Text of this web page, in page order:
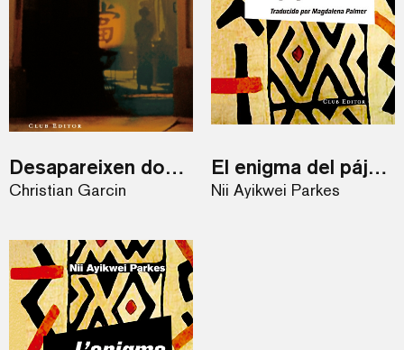
Desapareixen dones
Christian Garcin
El enigma del pájaro azul
Nii Ayikwei Parkes